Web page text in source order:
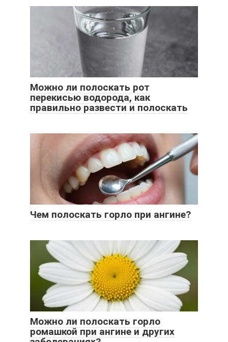
Можно ли полоскать рот
перекисью водорода, как
правильно развести и полоскать
Чем полоскать горло при ангине?
Можно ли полоскать горло
ромашкой при ангине и других